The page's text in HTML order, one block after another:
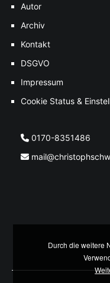
Autor
Archiv
Kontakt
DSGVO
Impressum
Cookie Status &
0170-8351486
Durch die weitere